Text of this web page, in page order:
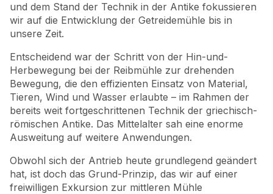
und dem Stand der Technik in der Antike fokussieren
wir auf die Entwicklung der Getreidemühle bis in
unsere Zeit.
Entscheidend war der Schritt von der Hin-und-
Herbewegung bei der Reibmühle zur drehenden
Bewegung, die den effizienten Einsatz von Material,
Tieren, Wind und Wasser erlaubte – im Rahmen der
bereits weit fortgeschrittenen Technik der griechisch-
römischen Antike. Das Mittelalter sah eine enorme
Ausweitung auf weitere Anwendungen.
Obwohl sich der Antrieb heute grundlegend geändert
hat, ist doch das Grund-Prinzip, das wir auf einer
freiwilligen Exkursion zur mittleren Mühle